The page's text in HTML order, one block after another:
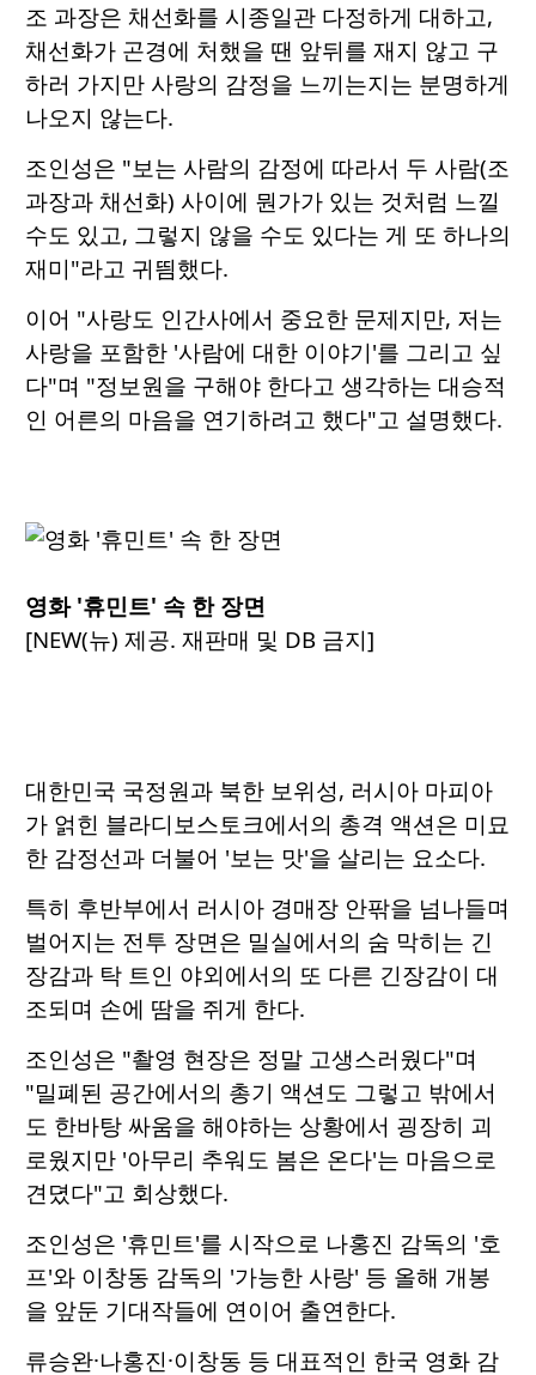
조 과장은 채선화를 시종일관 다정하게 대하고,
채선화가 곤경에 처했을 땐 앞뒤를 재지 않고 구
하러 가지만 사랑의 감정을 느끼는지는 분명하게
나오지 않는다.
조인성은 "보는 사람의 감정에 따라서 두 사람(조
과장과 채선화) 사이에 뭔가가 있는 것처럼 느낄
수도 있고, 그렇지 않을 수도 있다는 게 또 하나의
재미"라고 귀띔했다.
이어 "사랑도 인간사에서 중요한 문제지만, 저는
사랑을 포함한 '사람에 대한 이야기'를 그리고 싶
다"며 "정보원을 구해야 한다고 생각하는 대승적
인 어른의 마음을 연기하려고 했다"고 설명했다.
영화 '휴민트' 속 한 장면
[NEW(뉴) 제공. 재판매 및 DB 금지]
대한민국 국정원과 북한 보위성, 러시아 마피아
가 얽힌 블라디보스토크에서의 총격 액션은 미묘
한 감정선과 더불어 '보는 맛'을 살리는 요소다.
특히 후반부에서 러시아 경매장 안팎을 넘나들며
벌어지는 전투 장면은 밀실에서의 숨 막히는 긴
장감과 탁 트인 야외에서의 또 다른 긴장감이 대
조되며 손에 땀을 쥐게 한다.
조인성은 "촬영 현장은 정말 고생스러웠다"며
"밀폐된 공간에서의 총기 액션도 그렇고 밖에서
도 한바탕 싸움을 해야하는 상황에서 굉장히 괴
로웠지만 '아무리 추워도 봄은 온다'는 마음으로
견뎠다"고 회상했다.
조인성은 '휴민트'를 시작으로 나홍진 감독의 '호
프'와 이창동 감독의 '가능한 사랑' 등 올해 개봉
을 앞둔 기대작들에 연이어 출연한다.
류승완·나홍진·이창동 등 대표적인 한국 영화 감